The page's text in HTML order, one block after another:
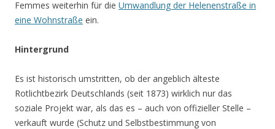
Femmes weiterhin für die Umwandlung der Helenenstraße in
eine Wohnstraße ein.
Hintergrund
Es ist historisch umstritten, ob der angeblich älteste
Rotlichtbezirk Deutschlands (seit 1873) wirklich nur das
soziale Projekt war, als das es – auch von offizieller Stelle –
verkauft wurde (Schutz und Selbstbestimmung von